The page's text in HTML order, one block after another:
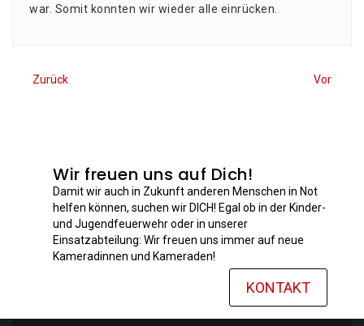
war. Somit konn­ten wir wie­der alle einrücken.
Zurück Vor
Wir freuen uns auf Dich!
Damit wir auch in Zukunft anderen Menschen in Not
helfen können, suchen wir DICH! Egal ob in der Kinder-
und Jugendfeuerwehr oder in unserer
Einsatzabteilung: Wir freuen uns immer auf neue
Kameradinnen und Kameraden!
KONTAKT